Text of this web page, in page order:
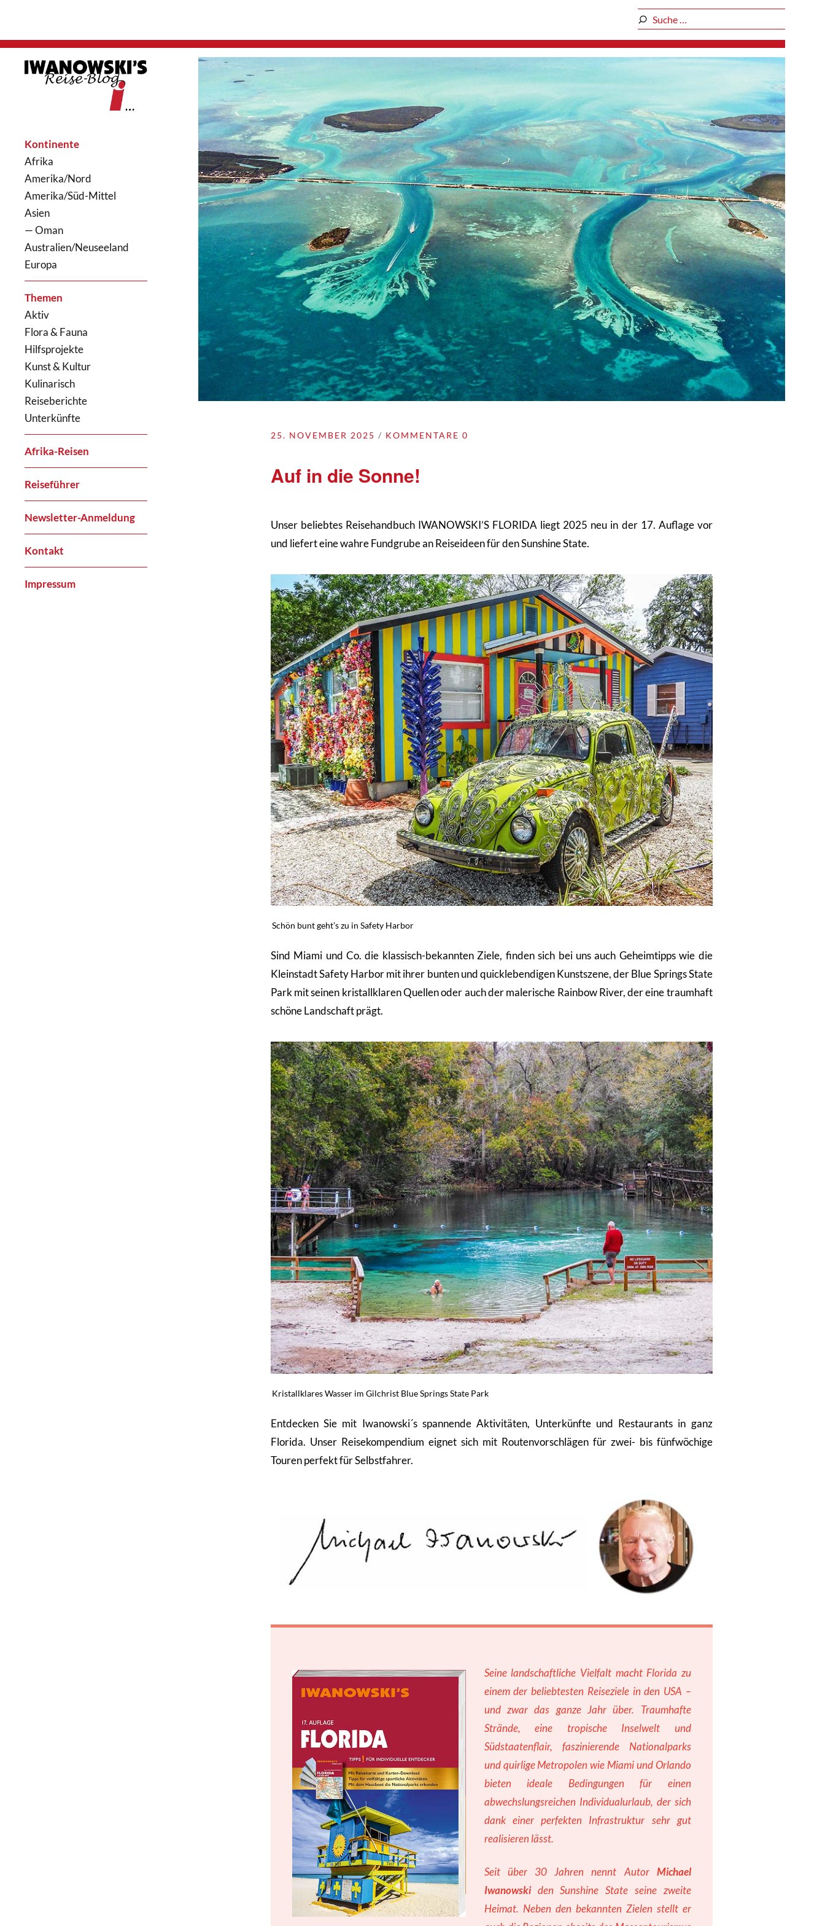
Kontinente
Afrika
Amerika/Nord
Amerika/Süd-Mittel
Asien
— Oman
Australien/Neuseeland
Europa
Themen
Aktiv
Flora & Fauna
Hilfsprojekte
Kunst & Kultur
Kulinarisch
Reiseberichte
Unterkünfte
Afrika-Reisen
Reiseführer
Newsletter-Anmeldung
Kontakt
Impressum
25. NOVEMBER 2025 KOMMENTARE 0
Auf in die Sonne!
Unser beliebtes Reisehandbuch IWANOWSKI’S FLORIDA liegt 2025 neu in der 17. Auflage vor
und liefert eine wahre Fundgrube an Reiseideen für den Sunshine State.
Schön bunt geht’s zu in Safety Harbor
Sind Miami und Co. die klassisch-bekannten Ziele, finden sich bei uns auch Geheimtipps wie die
Kleinstadt Safety Harbor mit ihrer bunten und quicklebendigen Kunstszene, der Blue Springs State
Park mit seinen kristallklaren Quellen oder auch der malerische Rainbow River, der eine traumhaft
schöne Landschaft prägt.
Kristallklares Wasser im Gilchrist Blue Springs State Park
Entdecken Sie mit Iwanowski´s spannende Aktivitäten, Unterkünfte und Restaurants in ganz
Florida. Unser Reisekompendium eignet sich mit Routenvorschlägen für zwei- bis fünfwöchige
Touren perfekt für Selbstfahrer.
Seine landschaftliche Vielfalt macht Florida zu
einem der beliebtesten Reiseziele in den USA –
und zwar das ganze Jahr über. Traumhafte
Strände, eine tropische Inselwelt und
Südstaatenflair, faszinierende Nationalparks
und quirlige Metropolen wie Miami und Orlando
bieten ideale Bedingungen für einen
abwechslungsreichen Individualurlaub, der sich
dank einer perfekten Infrastruktur sehr gut
realisieren lässt.
Seit über 30 Jahren nennt Autor Michael
Iwanowskiden Sunshine State seine zweite
Heimat. Neben den bekannten Zielen stellt er